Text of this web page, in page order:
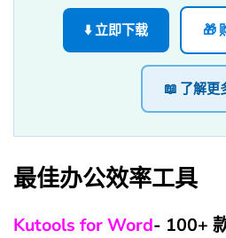
⬇️ 立即下载 🎁
📖 了解更
最佳办公效率工具
Kutools for Word- 100+